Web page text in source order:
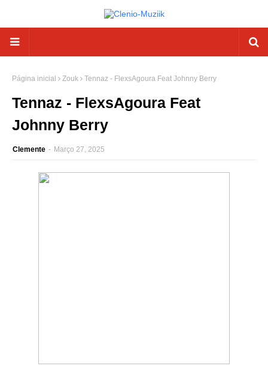
Página inicial Zouk Tennaz - FlexsAgoura Feat Johnny Berry
Tennaz - FlexsAgoura Feat
Johnny Berry
Clemente - Março 27, 2025